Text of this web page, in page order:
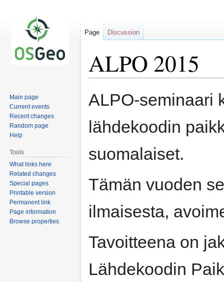
ALPO 2015
to
to
ALPO-seminaari
lähdekoodin
suomalaiset.
Tämän vuoden
ilmaisesta,
Tavoitteena on
Lähdekoodin
Page Discussion
Main page
Current events
Recent changes
Random page
Help
Tools
What links here
Related changes
Special pages
Printable version
Permanent link
Page information
Browse properties